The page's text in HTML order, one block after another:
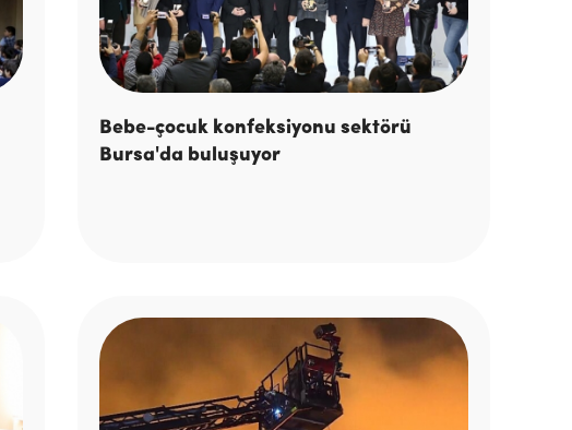
Bebe-çocuk konfeksiyonu sektörü
Bursa'da buluşuyor